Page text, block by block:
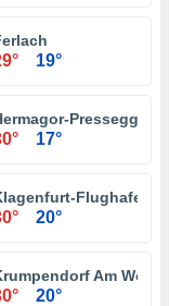
19°
Pressegger
17°
Flughafen
20°
Am
20°